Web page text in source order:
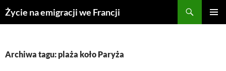
Przejdź
doŻycie na emigracji we Francji
Archiwa tagu: plaża koło Paryża